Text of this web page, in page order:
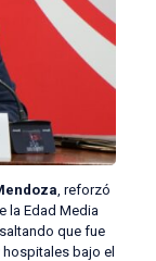
, reforzó
la Edad Media
que fue
bajo el